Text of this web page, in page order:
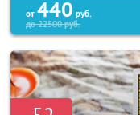
от 440 руб.
до22500руб.